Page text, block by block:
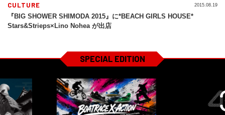
CULTURE
『BIG SHOWER SHIMODA 2015』に*BEACH GIRLS HOUSE*
Stars&Strieps×Lino Nohea が出店
2015.08.19
SPECIAL EDITION